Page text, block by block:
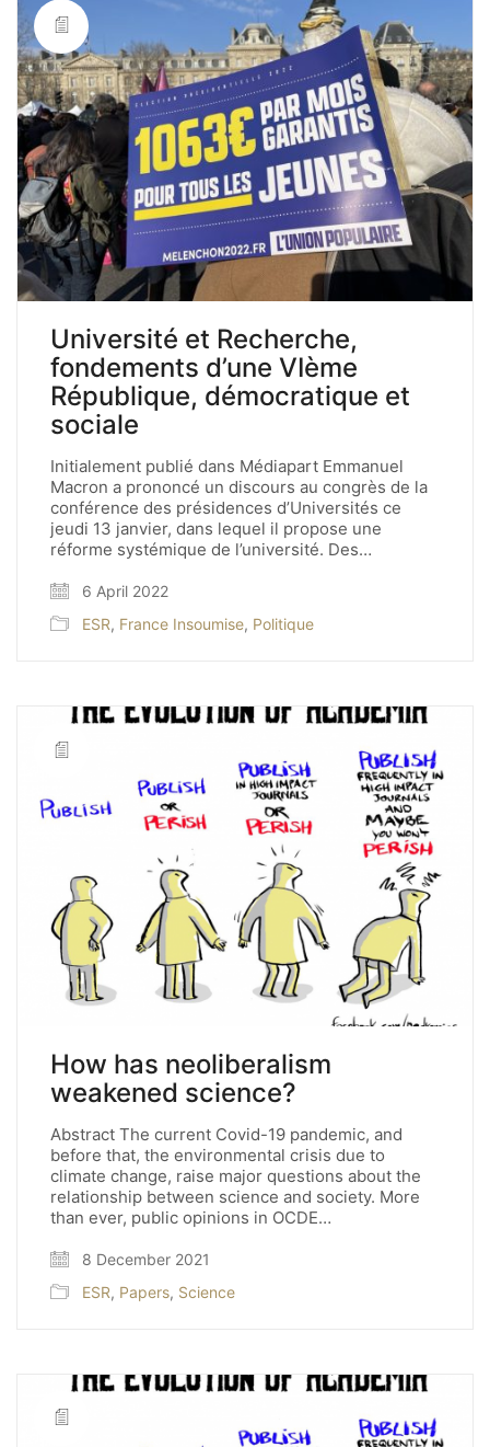
Université et Recherche,
fondements d’une VIème
République, démocratique et
sociale
Initialement publié dans Médiapart Emmanuel
Macron a prononcé un discours au congrès de la
conférence des présidences d’Universités ce
jeudi 13 janvier, dans lequel il propose une
réforme systémique de l’université. Des…
6 April 2022
ESR, France Insoumise, Politique
How has neoliberalism
weakened science?
Abstract The current Covid-19 pandemic, and
before that, the environmental crisis due to
climate change, raise major questions about the
relationship between science and society. More
than ever, public opinions in OCDE…
8 December 2021
ESR, Papers, Science